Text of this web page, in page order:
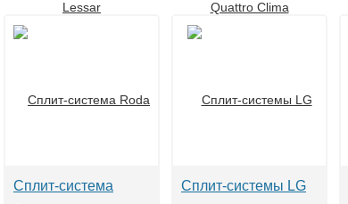
Сплит-система
Сплит-системы LG